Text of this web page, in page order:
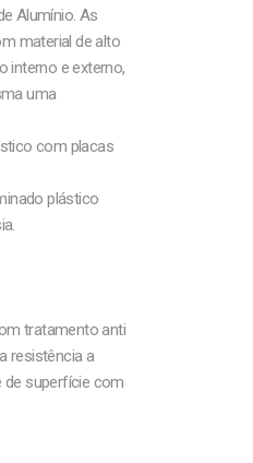
Alumínio. As
material de alto
interno e externo,
uma
com placas
plástico
tratamento anti
resistência a
de superfície com